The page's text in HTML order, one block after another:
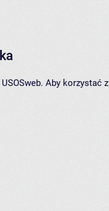
Aby korzystać